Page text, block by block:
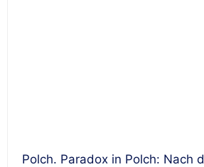
Polch. Paradox in Polch: Nach